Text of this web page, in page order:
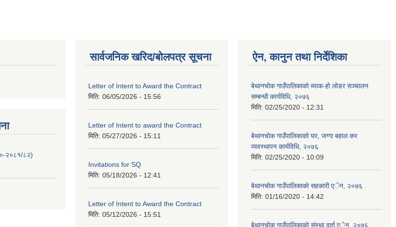
२०८१/८२)
सार्वजनिक खरिद/बोलपत्र सूचना
Letter of Intent to Award the Contract
मिति: 06/05/2026 - 15:56
Letter of Intent to award the Contract
मिति: 05/27/2026 - 15:11
Invitations for SQ
मिति: 05/18/2026 - 12:41
Letter of Intent to Award the Contract
मिति: 05/12/2026 - 15:51
ऐन, कानुन तथा निर्देशिका
बेथानचोक गाउँपालिकाको ब्याक-हो लोडर सञ्चालन
सम्बन्धी कार्यविधि, २०७६
मिति: 02/25/2020 - 12:31
बेथानचोक गाउँपालिकाको घर, जग्गा बहाल कर
व्यवस्थापन कार्यविधि, २०७६
मिति: 02/25/2020 - 10:09
बेथानचोक गाउँपालिकाको सहकारी एेन, २०७६
मिति: 01/16/2020 - 14:42
बेथानचोक गाउँपालिकाको संस्था दर्ता एेन, २०७६